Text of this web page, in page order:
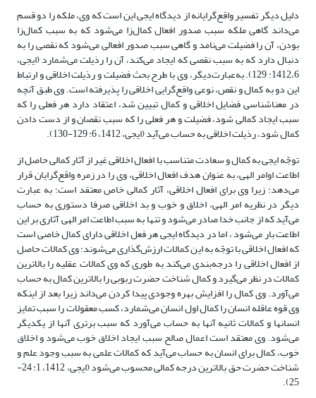
دلیل دیگر تفسیر واقع‌گرایانه از دیدگاه ایجی این است که وی، ملکه را دو قسم
می‌داند گاهی ملکه سبب صدور افعال کمال‌زا می‌شود که به سبب کمال‌زا
بودن، آن را فضیلت می‌نامد و گاهی سبب صدور افعالی می‌شود که نقصی را به
دنبال دارد که به سبب نقصی که ایجاد می‌کند، آن را رذیلت می‌شمارد (ایجی،
1412،6: 129). به‌عبارت‌دیگر، وی با طرح بحث فضیلت و رذیلت اخلاقی و ارتباط
این دو به کمال و نقص، نوعی واقع‌گرایی اخلاقی را پذیرفته است. وی طبق آنچه
در معناشناسی فضایل اخلاقی و کمال تبیین شد، اعتقاد دارد هر فعلی را که
سبب ایجاد کمالی شود، فضیلت و هر فعلی را که سبب نقصان و از دست دادن
کمال شود، رذیلت اخلاقی به حساب می‌آید (ایجی، 1412، 6: 129-130).
توجّه ایجی به کمال و سعادت متناسب با افعال اخلاقی غیر از آثار کمالی حاصل از
اطاعت اوامر الهی، به عنوان هدف افعال اخلاقی، وی را در زمره واقع‌گرایان قرار
می‌دهد؛ زیرا وی برای افعال اخلاقی، آثار کمالی خاص معتقد است؛ به عبارت
دیگر در نظریه امر الهی، اخلاق و خوب و بد اخلاقی صرفا دستوری به حساب
می‌آید که از جانب خدا صادر می‌شود و تنها به سبب اطاعت امر الهی آثاری بر این
اطاعت بار می‌شود ، اما در دیدگاه ایجی هر فعل اخلاقی دارای کمال خاصی است
که افعال اخلاقی با توجّه به این کمالات ارزش‌گذاری می‌شوند؛ وی کمالات حاصل
از افعال اخلاقی را درجه‌بندی می‌کند به طوری که وی کمالات عقلیه را بالاترین
کمالات در نظر می‌گیرد و کمال شناخت حضرت ربوبی را بالاترین کمال به حساب
می‌آورد. وی کمال را افزایش بهره وجودی پیدا کردن می‌داند زیرا بعد از اینکه
وی قوه عاقله انسان را کمال اول انسان می‌شمارد، کسب معقولات را سبب تمایز
انسانها و کمالات ثانیه آنها به حساب می‌آورد که سبب برتری آنها از یکدیگر
می‌شود. وی معتقد است اعمال صالح سبب ایجاد اخلاق خوب می‌شود و اخلاق
خوب، کمال برای انسان به حساب می‌آید که کمالات علمی به سبب وجود علم و
شناخت حضرت حق بالاترین درجه کمالی محسوب می‌شود (ایجی، 1412، 1: 24-
25).